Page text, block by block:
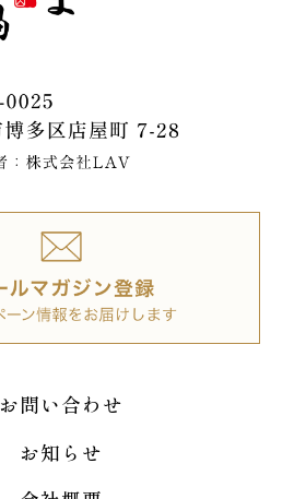
お問い合わせ
お知らせ